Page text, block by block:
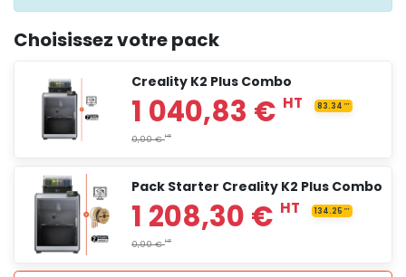
Choisissez votre pack
Creality K2 Plus Combo
Pack Starter Creality K2 Plus Combo